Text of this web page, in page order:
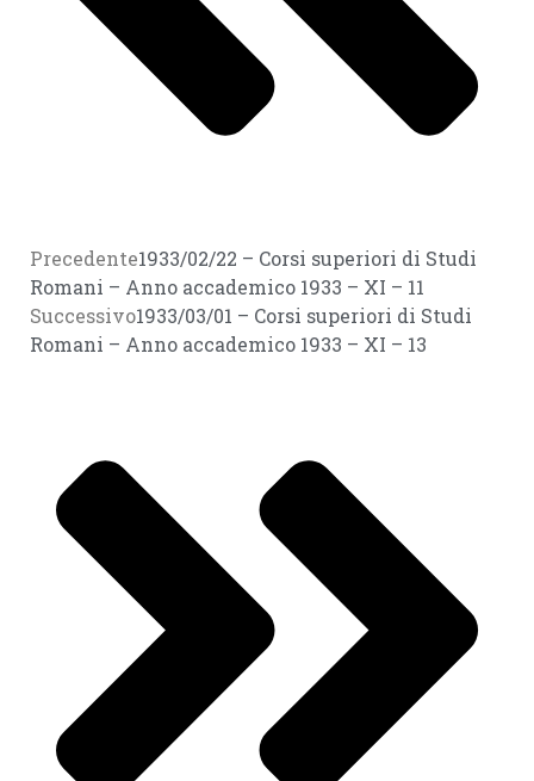
Precedente1933/02/22 – Corsi superiori di Studi
Romani – Anno accademico 1933 – XI – 11
Successivo1933/03/01 – Corsi superiori di Studi
Romani – Anno accademico 1933 – XI – 13